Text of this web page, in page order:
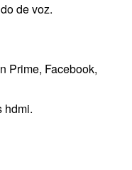
de voz.
Prime, Facebook,
hdmi.